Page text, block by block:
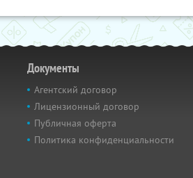
Документы
Агентский договор
Лицензионный договор
Публичная оферта
Политика конфиденциальности